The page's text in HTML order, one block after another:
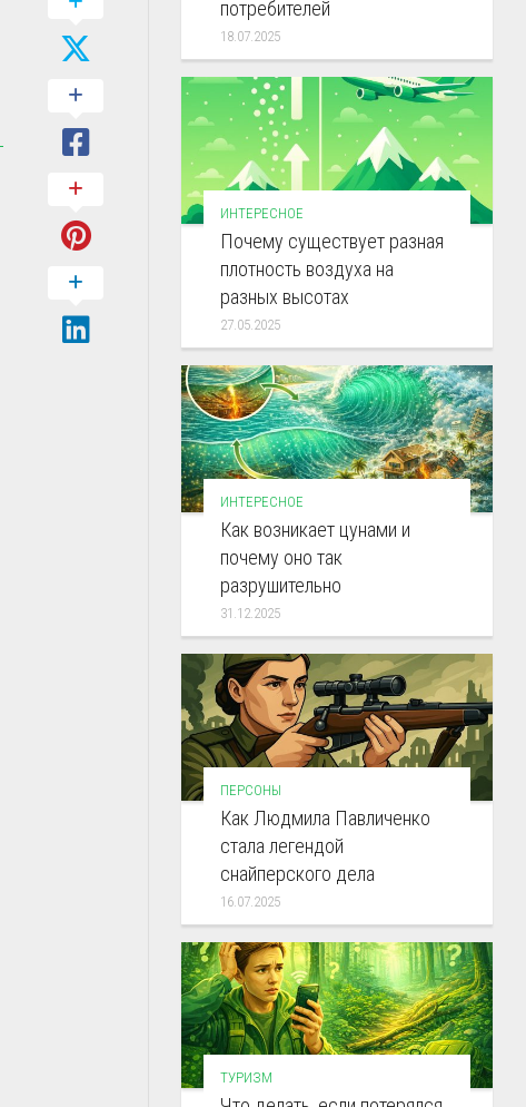
потребителей
18.07.2025
ИНТЕРЕСНОЕ
Почему существует разная
плотность воздуха на
разных высотах
27.05.2025
ИНТЕРЕСНОЕ
Как возникает цунами и
почему оно так
разрушительно
31.12.2025
ПЕРСОНЫ
Как Людмила Павличенко
стала легендой
снайперского дела
16.07.2025
ТУРИЗМ